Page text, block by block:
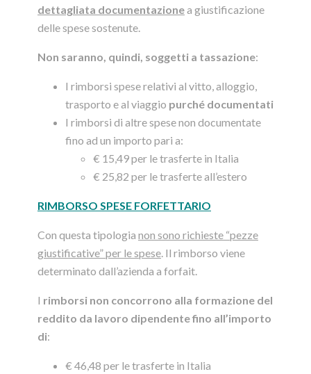
dettagliata documentazionea giustificazione
delle spese sostenute.
Non saranno, quindi, soggetti a tassazione:
I rimborsi spese relativi al vitto, alloggio,
trasporto e al viaggio purché documentati
I rimborsi di altre spese non documentate
fino ad un importo pari a:
€ 15,49 per le trasferte in Italia
€ 25,82 per le trasferte all’estero
RIMBORSO SPESE FORFETTARIO
Con questa tipologia non sono richieste “pezze
giustificative” per le spese. Il rimborso viene
determinato dall’azienda a forfait.
I rimborsi non concorrono alla formazione del
reddito da lavoro dipendente fino all’importo
di:
€ 46,48 per le trasferte in Italia